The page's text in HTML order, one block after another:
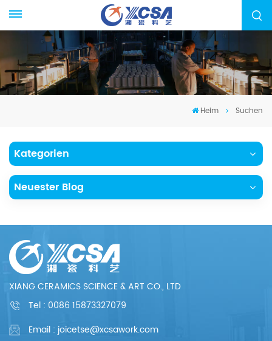
Heim Suchen
Kategorien
Neuester Blog
XIANG CERAMICS SCIENCE & ART CO., LTD
Tel : 0086 15873327079
Email : joicetse@xcsawork.com